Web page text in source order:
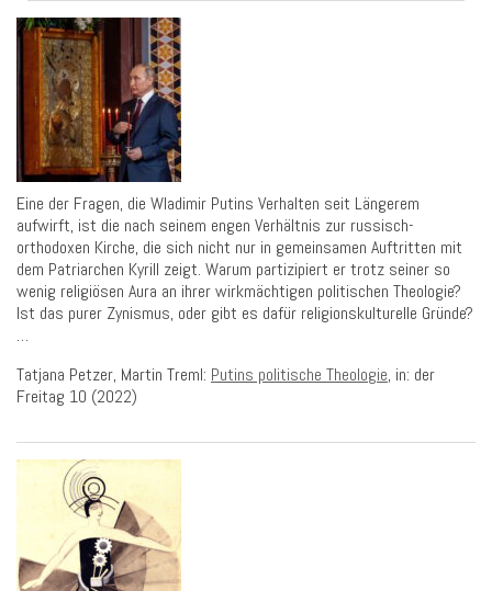
Eine der Fragen, die Wladimir Putins Verhalten seit Längerem
aufwirft, ist die nach seinem engen Verhältnis zur russisch-
orthodoxen Kirche, die sich nicht nur in gemeinsamen Auftritten mit
dem Patriarchen Kyrill zeigt. Warum partizipiert er trotz seiner so
wenig religiösen Aura an ihrer wirkmächtigen politischen Theologie?
Ist das purer Zynismus, oder gibt es dafür religionskulturelle Gründe?
…
Tatjana Petzer, Martin Treml: Putins politische Theologie, in: der
Freitag 10 (2022)